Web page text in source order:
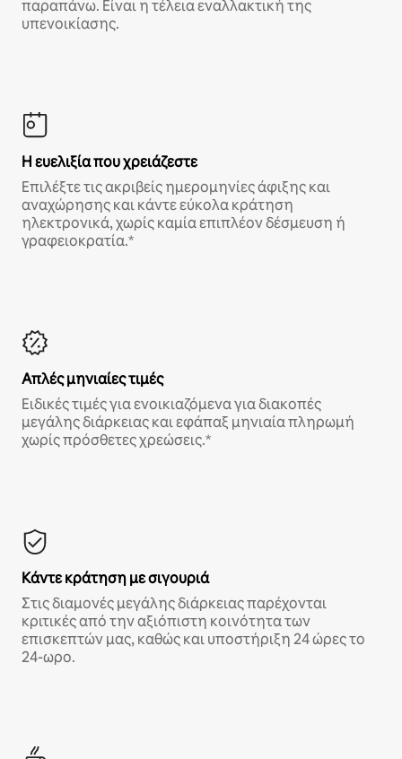
παραπάνω. Είναι η τέλεια εναλλακτική της
υπενοικίασης.
Η ευελιξία που χρειάζεστε
Επιλέξτε τις ακριβείς ημερομηνίες άφιξης και
αναχώρησης και κάντε εύκολα κράτηση
ηλεκτρονικά, χωρίς καμία επιπλέον δέσμευση ή
γραφειοκρατία.*
Απλές μηνιαίες τιμές
Ειδικές τιμές για ενοικιαζόμενα για διακοπές
μεγάλης διάρκειας και εφάπαξ μηνιαία πληρωμή
χωρίς πρόσθετες χρεώσεις.*
Κάντε κράτηση με σιγουριά
Στις διαμονές μεγάλης διάρκειας παρέχονται
κριτικές από την αξιόπιστη κοινότητα των
επισκεπτών μας, καθώς και υποστήριξη 24 ώρες το
24-ωρο.